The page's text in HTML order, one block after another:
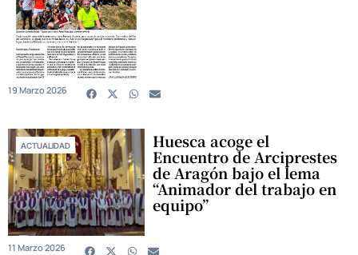
19 Marzo 2026
ACTUALIDAD Huesca acoge el
Encuentro de Arciprestes
de Aragón bajo el lema
“Animador del trabajo en
equipo”
11 Marzo 2026